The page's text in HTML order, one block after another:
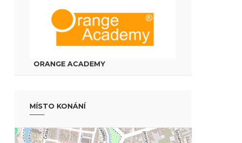
ORANGE ACADEMY
MÍSTO KONÁNÍ